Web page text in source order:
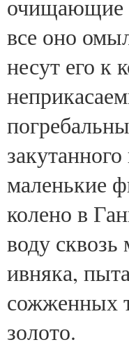
очищающие
все оно
несут его к
маленькие
колено в
воду сквозь
ивняка,
сожженных
золото.